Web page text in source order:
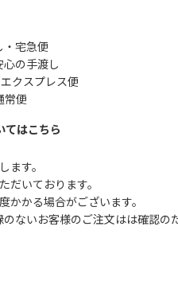
宅急便
の手渡し
クスプレス便
常便
てはこちら
ます。
だいております。
かかる場合がございます。
ないお客様のご注文はは確認の